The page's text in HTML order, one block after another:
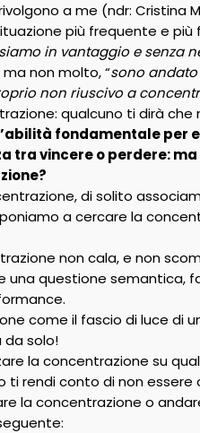
a me (ndr:
più frequente e
in vantaggio e senza
non molto, “sono
non riuscivo a
qualcuno ti dirà che
fondamentale
tra vincere o perdere:
di solito
a cercare la
non cala, e non
una questione
come il fascio di luce di
da solo!
la concentrazione su
ti rendi conto di non
la concentrazione o